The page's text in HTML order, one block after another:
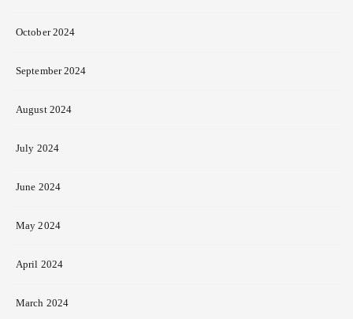
October 2024
September 2024
August 2024
July 2024
June 2024
May 2024
April 2024
March 2024